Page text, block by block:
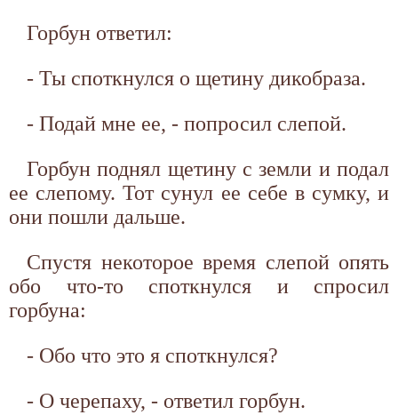
Горбун ответил:
- Ты споткнулся о щетину дикобраза.
- Подай мне ее, - попросил слепой.
Горбун поднял щетину с земли и подал
ее слепому. Тот сунул ее себе в сумку, и
они пошли дальше.
Спустя некоторое время слепой опять
обо что-то споткнулся и спросил
горбуна:
- Обо что это я споткнулся?
- О черепаху, - ответил горбун.